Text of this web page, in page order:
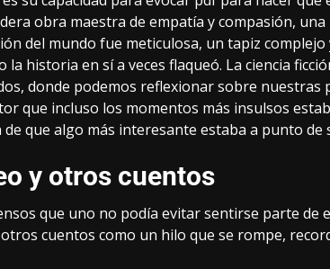
obra maestra de empatía y compasión,
del mundo fue meticulosa, un tapiz
historia en sí a veces flaqueó. La ciencia
donde podemos reflexionar sobre nuestras
que incluso los momentos más insulsos
que algo más interesante estaba a punto de
y otros cuentos
que uno no podía evitar sentirse parte de
cuentos como un hilo que se rompe,